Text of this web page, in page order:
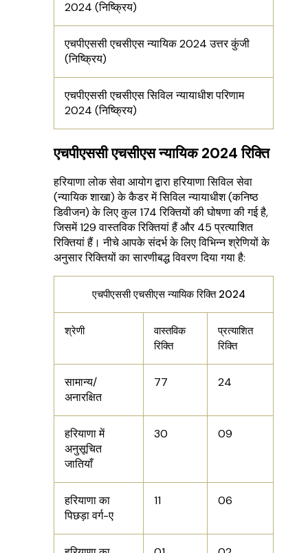
2024 (निष्क्रिय)
एचपीएससी एचसीएस न्यायिक 2024 उत्तर कुंजी
(निष्क्रिय)
एचपीएससी एचसीएस सिविल न्यायाधीश परिणाम
2024 (निष्क्रिय)
एचपीएससी एचसीएस न्यायिक 2024 रिक्ति
हरियाणा लोक सेवा आयोग द्वारा हरियाणा सिविल सेवा
(न्यायिक शाखा) के कैडर में सिविल न्यायाधीश (कनिष्ठ
डिवीजन) के लिए कुल 174 रिक्तियों की घोषणा की गई है,
जिसमें 129 वास्तविक रिक्तियां हैं और 45 प्रत्याशित
रिक्तियां हैं। नीचे आपके संदर्भ के लिए विभिन्न श्रेणियों के
अनुसार रिक्तियों का सारणीबद्ध विवरण दिया गया है:
एचपीएससी एचसीएस न्यायिक रिक्ति 2024
श्रेणी
वास्तविक
रिक्ति
प्रत्याशित
रिक्ति
सामान्य/
अनारक्षित
77 24
हरियाणा में
अनुसूचित
जातियाँ
30 09
हरियाणा का
पिछड़ा वर्ग-ए
11 06